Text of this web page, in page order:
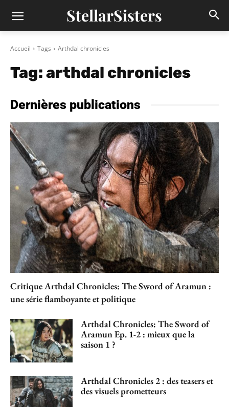
StellarSisters
Accueil Tags Arthdal chronicles
Tag:arthdal chronicles
Dernières publications
Critique Arthdal Chronicles: The Sword of Aramun :
une série flamboyante et politique
Arthdal Chronicles: The Sword of
Aramun Ep. 1-2 : mieux que la
saison 1 ?
Arthdal Chronicles 2 : des teasers et
des visuels prometteurs